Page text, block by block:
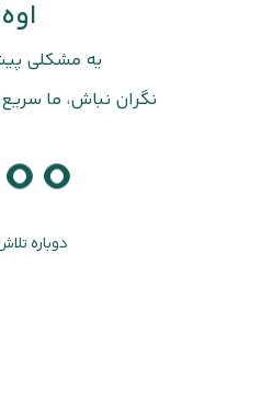
یه مشکلی
نگران نباش، ما
دوباره